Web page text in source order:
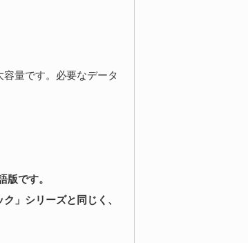
量です。必要なデータ
です。
」シリーズと同じく、